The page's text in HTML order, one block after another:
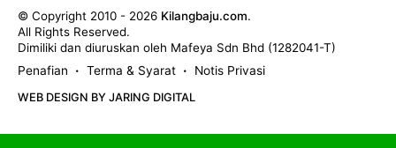
© Copyright 2010 - 2026 Kilangbaju.com.
All Rights Reserved.
Dimiliki dan diuruskan oleh Mafeya Sdn Bhd (1282041-T)
Penafian
• Terma & Syarat • Notis Privasi
WEB DESIGN BY JARING DIGITAL